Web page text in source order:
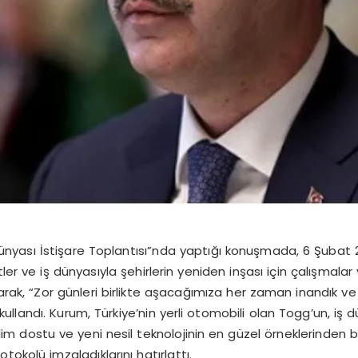
İstişare Toplantısı”nda yaptığı konuşmada, 6
ve iş dünyasıyla şehirlerin yeniden inşası için çalışmalar
“Zor günleri birlikte aşacağımıza her zaman inandık
Kurum, Türkiye’nin yerli otomobili olan Togg’un,
dostu ve yeni nesil teknolojinin en güzel örneklerinden biri
imzaladıklarını hatırlattı.